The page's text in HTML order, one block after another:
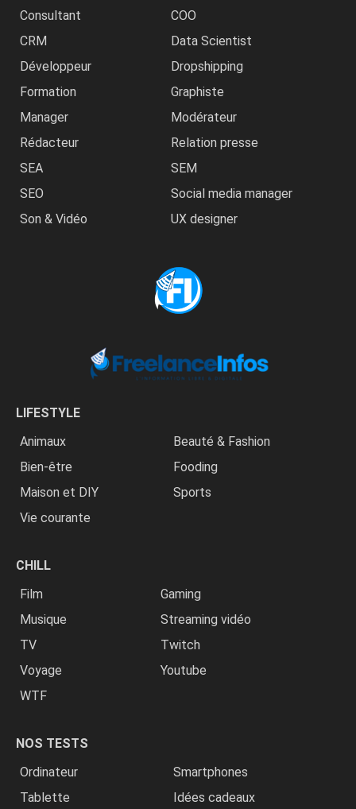
Consultant
COO
CRM
Data Scientist
Développeur
Dropshipping
Formation
Graphiste
Manager
Modérateur
Rédacteur
Relation presse
SEA
SEM
SEO
Social media manager
Son & Vidéo
UX designer
LIFESTYLE
Animaux
Beauté & Fashion
Bien-être
Fooding
Maison et DIY
Sports
Vie courante
CHILL
Film
Gaming
Musique
Streaming vidéo
TV
Twitch
Voyage
Youtube
WTF
NOS TESTS
Ordinateur
Smartphones
Tablette
Idées cadeaux